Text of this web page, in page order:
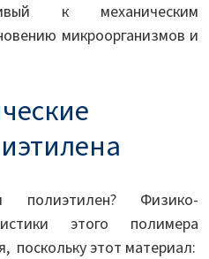
к механическим
микроорганизмов и
полиэтилен? Физико-
этого полимера
поскольку этот материал: